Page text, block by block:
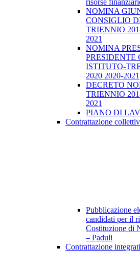
risorse
NOMINA
CONSIGLIO
TRIENNIO
2021
NOMINA
PRESIDENTE
ISTITUTO-
2020 2020-2021
DECRETO
TRIENNIO
2021
PIANO DI
Contrattazione
Pubblicazione
candidati per il
Costituzione di
– Paduli
Contrattazione